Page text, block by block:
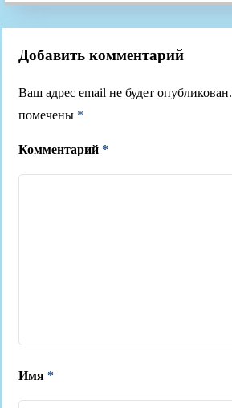
Добавить комментарий
Ваш адрес email не будет опубликован.
помечены *
Комментарий *
Имя *